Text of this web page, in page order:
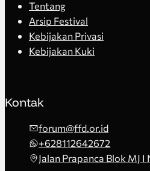
Tentang
Arsip Festival
Kebijakan Privasi
Kebijakan Kuki
Kontak
forum@ffd.or.id
+628112642672
Jalan Prapanca Blok MJ